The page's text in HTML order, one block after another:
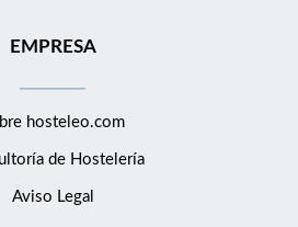
EMPRESA
hosteleo.com
de Hostelería
Aviso Legal